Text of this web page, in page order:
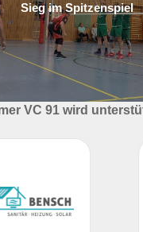
Sieg im Spitzenspiel
VC 91 wird